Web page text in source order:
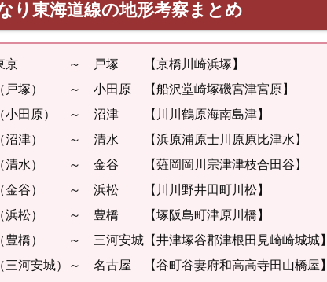
り東海道線の地形考察まとめ
京 ～ 戸塚 【京橋川崎浜塚】
戸塚） ～ 小田原 【船沢堂崎塚磯宮津宮原】
小田原） ～ 沼津 【川川鶴原海南島津】
沼津） ～ 清水 【浜原浦原士川原原比津水】
清水） ～ 金谷 【薙岡岡川宗津津枝合田谷】
金谷） ～ 浜松 【川川野井田町川松】
浜松） ～ 豊橋 【塚阪島町津原川橋】
豊橋） ～ 三河安城【井津塚谷郡津根田見崎崎城城】
三河安城）～ 名古屋 【谷町谷妻府和高高寺田山橋屋】